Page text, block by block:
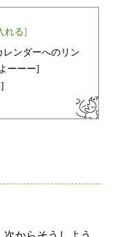
れる]
ンダーへのリン
ーーー]